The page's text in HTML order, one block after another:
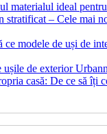
materialul ideal
stratificat – Cele mai
modele de uși de
ușile de exterior
casă: De ce să îți